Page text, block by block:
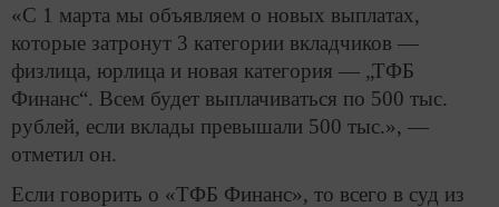
«С 1 марта мы объявляем о новых выплатах,
которые затронут 3 категории вкладчиков —
физлица, юрлица и новая категория — „ТФБ
Финанс“. Всем будет выплачиваться по 500 тыс.
рублей, если вклады превышали 500 тыс.», —
отметил он.
Если говорить о «ТФБ Финанс», то всего в суд из